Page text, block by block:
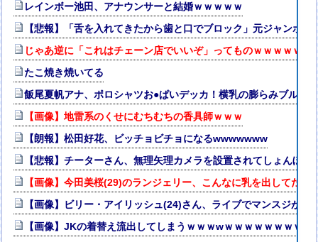
レインボー池田、アナウンサーと結婚ｗｗｗｗｗ
【悲報】「舌を入れてきたから歯と口でブロック」元ジャンポケ
じゃあ逆に「これはチェーン店でいいぞ」ってものｗｗｗｗｗｗ
たこ焼き焼いてる
飯尾夏帆アナ、ポロシャツお●ぱいデッカ！横乳の膨らみブルン
【画像】地雷系のくせにむちむちの香具師ｗｗｗ
【朗報】松田好花、ビッチョビチョになるwwwwwww
【悲報】チーターさん、無理矢理カメラを設置されてしょんぼり
【画像】今田美桜(29)のランジェリー、こんなに乳を出してたの
【画像】ビリー・アイリッシュ(24)さん、ライブでマンスジが見
【画像】JKの着替え流出してしまうｗｗｗwｗｗｗｗｗｗｗｗ❤